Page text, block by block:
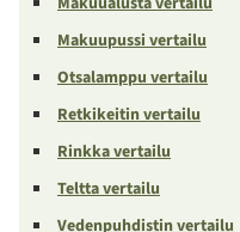
Makuupussi vertailu
Otsalamppu vertailu
Retkikeitin vertailu
Rinkka vertailu
Teltta vertailu
Vedenpuhdistin vertailu